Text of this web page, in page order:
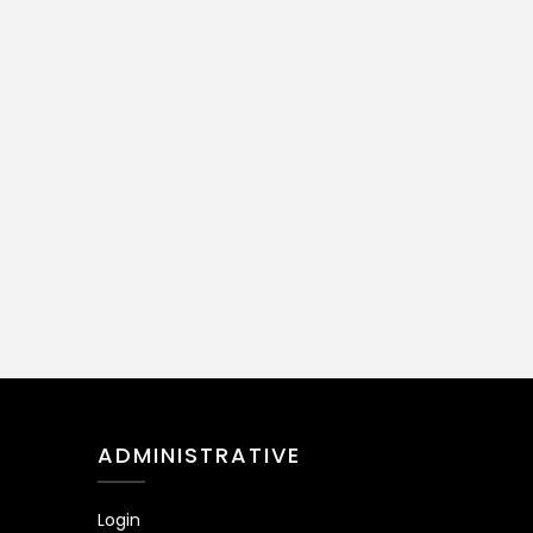
ADMINISTRATIVE
Login